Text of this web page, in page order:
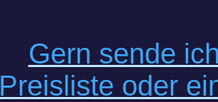
Gern sende
Preisliste oder